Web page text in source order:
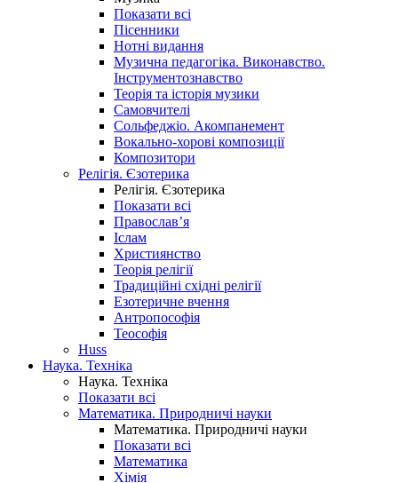
Показати всі
Пісенники
Нотні видання
Музична педагогіка. Виконавство.
Інструментознавство
Теорія та історія музики
Самовчителі
Сольфеджіо. Акомпанемент
Вокально-хорові композиції
Композитори
Релігія. Єзотерика
Релігія. Єзотерика
Показати всі
Православ’я
Іслам
Християнство
Теорія релігії
Традиційні східні релігії
Езотеричне вчення
Антропософія
Теософія
Huss
Наука. Техніка
Наука. Техніка
Показати всі
Математика. Природничі науки
Математика. Природничі науки
Показати всі
Математика
Хімія